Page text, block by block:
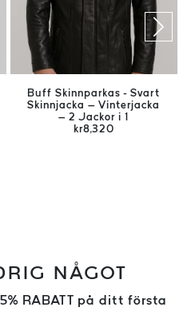
Buff Skinnparkas - Svart
Skinnjacka – Vinterjacka
– 2 Jackor i 1
kr8,320
NÅGOT
RABATT på ditt första